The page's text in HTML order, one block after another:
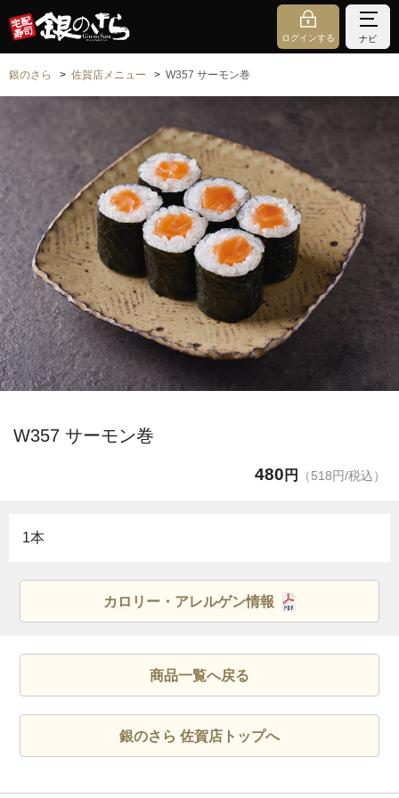
ログインする ナビ
銀のさら 佐賀店メニュー W357 サーモン巻
W357 サーモン巻
480 円 （518円/税込）
1本
カロリー・アレルゲン情報
商品一覧へ戻る
銀のさら 佐賀店トップへ